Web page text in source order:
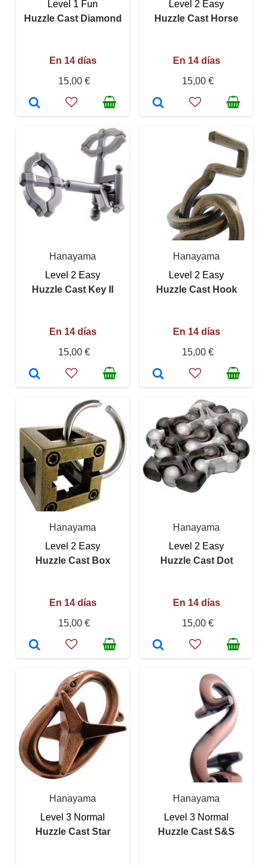
Level 1 Fun
Huzzle Cast Diamond
En 14 días
15,00 €
Level 2 Easy
Huzzle Cast Horse
En 14 días
15,00 €
Hanayama
Level 2 Easy
Huzzle Cast Key II
En 14 días
15,00 €
Hanayama
Level 2 Easy
Huzzle Cast Hook
En 14 días
15,00 €
Hanayama
Level 2 Easy
Huzzle Cast Box
En 14 días
15,00 €
Hanayama
Level 2 Easy
Huzzle Cast Dot
En 14 días
15,00 €
Hanayama
Level 3 Normal
Huzzle Cast Star
Hanayama
Level 3 Normal
Huzzle Cast S&S